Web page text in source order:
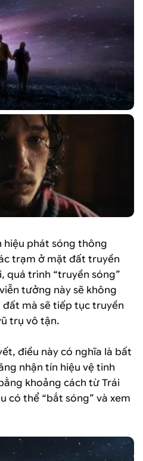
hiệu phát sóng thông
trạm ở mặt đất truyền
quá trình “truyền sóng”
tưởng này sẽ không
mà sẽ tiếp tục truyền
trụ vô tận.
điều này có nghĩa là bất
nhận tín hiệu vệ tinh
khoảng cách từ Trái
thể “bắt sóng” và xem